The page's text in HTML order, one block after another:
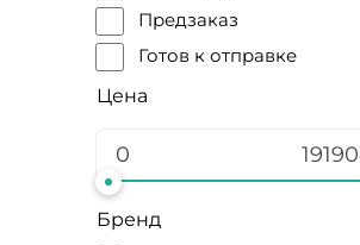
Предзаказ
Готов к отправке
Цена
Бренд